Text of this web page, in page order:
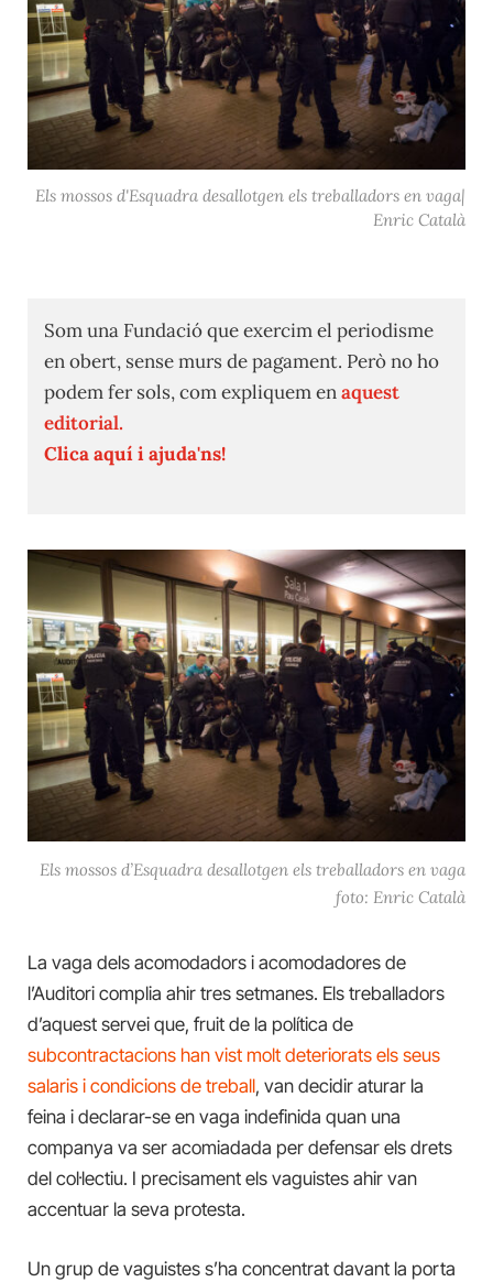
Els mossos d'Esquadra desallotgen els treballadors en vaga|
Enric Català
Som una Fundació que exercim el periodisme
en obert, sense murs de pagament. Però no ho
podem fer sols, com expliquem enaquest
editorial.
Clica aquí i ajuda'ns!
Els mossos d’Esquadra desallotgen els treballadors en vaga
foto: Enric Català
La vaga dels acomodadors i acomodadores de
l’Auditori complia ahir tres setmanes. Els treballadors
d’aquest servei que, fruit de la política de
subcontractacions han vist molt deteriorats els seus
salaris i condicions de treball, van decidir aturar la
feina i declarar-se en vaga indefinida quan una
companya va ser acomiadada per defensar els drets
del col·lectiu. I precisament els vaguistes ahir van
accentuar la seva protesta.
Un grup de vaguistes s’ha concentrat davant la porta